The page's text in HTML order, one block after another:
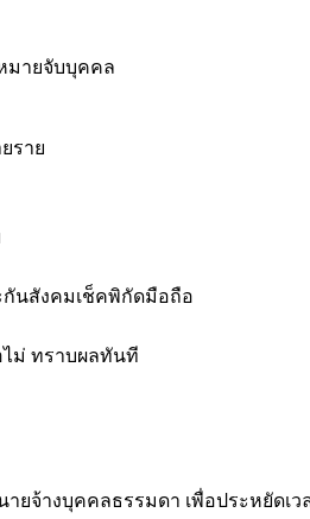
มายจับบุคคล
ราย
กันสังคมเช็คพิกัดมือถือ
ม่ ทราบผลทันที
จ้างบุคคลธรรมดา เพื่อประหยัด